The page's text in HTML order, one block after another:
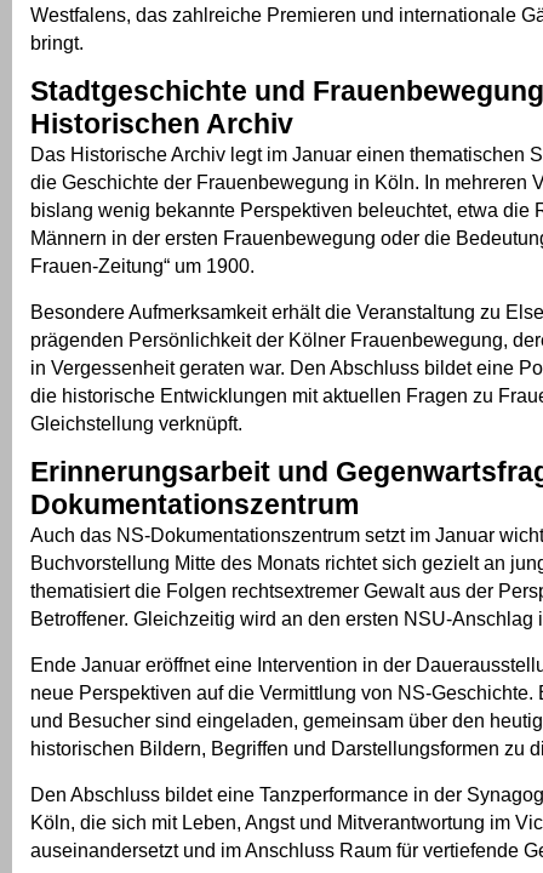
Westfalens, das zahlreiche Premieren und internationale
bringt.
Stadtgeschichte und
Historischen Archiv
Das Historische Archiv legt im Januar einen thematischen
die Geschichte der Frauenbewegung in Köln. In mehreren
bislang wenig bekannte Perspektiven beleuchtet, etwa die
Männern in der ersten Frauenbewegung oder die
Frauen-Zeitung“ um 1900.
Besondere Aufmerksamkeit erhält die Veranstaltung zu
prägenden Persönlichkeit der Kölner Frauenbewegung,
in Vergessenheit geraten war. Den Abschluss bildet eine
die historische Entwicklungen mit aktuellen Fragen zu
Gleichstellung verknüpft.
Erinnerungsarbeit und
Dokumentationszentrum
Auch das NS-Dokumentationszentrum setzt im Januar
Buchvorstellung Mitte des Monats richtet sich gezielt an
thematisiert die Folgen rechtsextremer Gewalt aus der
Betroffener. Gleichzeitig wird an den ersten NSU-Anschlag
Ende Januar eröffnet eine Intervention in der
neue Perspektiven auf die Vermittlung von NS-Geschichte.
und Besucher sind eingeladen, gemeinsam über den
historischen Bildern, Begriffen und Darstellungsformen zu
Den Abschluss bildet eine Tanzperformance in der
Köln, die sich mit Leben, Angst und Mitverantwortung im
auseinandersetzt und im Anschluss Raum für vertiefende